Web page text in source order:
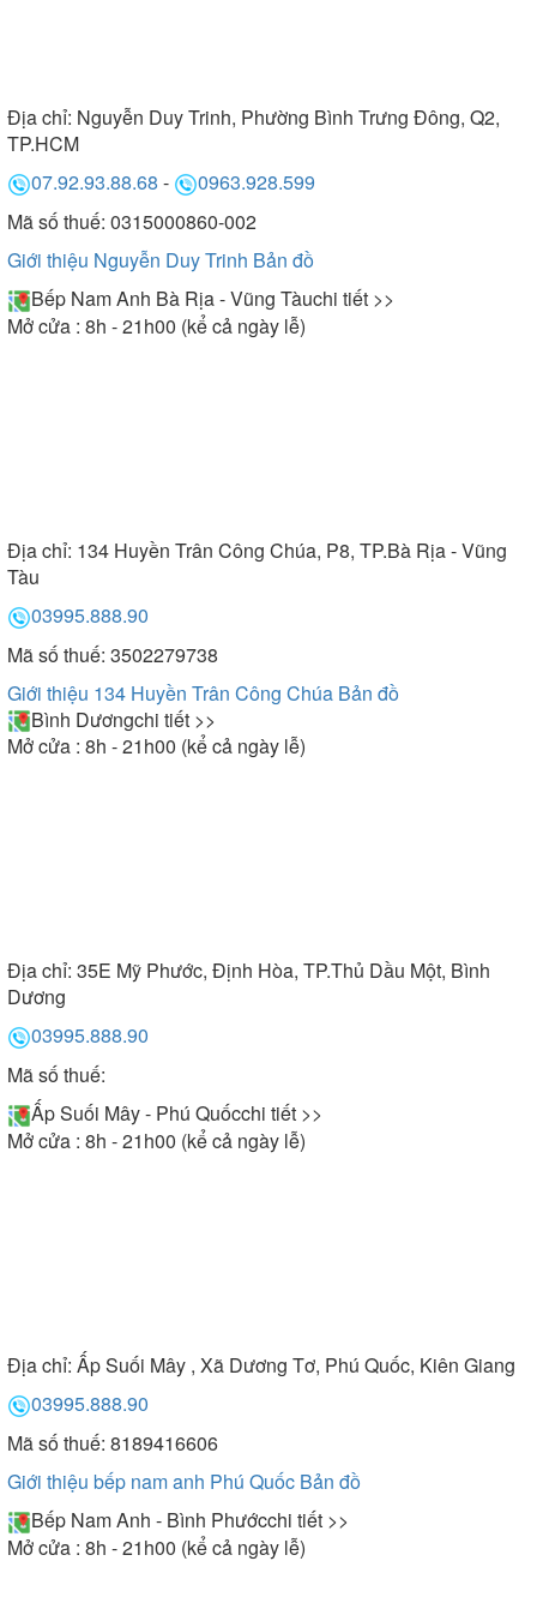
Địa chỉ: Nguyễn Duy Trinh, Phường Bình Trưng Đông, Q2,
TP.HCM
07.92.93.88.68 -
0963.928.599
Mã số thuế: 0315000860-002
Giới thiệu Nguyễn Duy Trinh Bản đồ
Bếp Nam Anh Bà Rịa - Vũng Tàuchi tiết >>
Mở cửa : 8h - 21h00 (kể cả ngày lễ)
Địa chỉ: 134 Huyền Trân Công Chúa, P8, TP.Bà Rịa - Vũng
Tàu
03995.888.90
Mã số thuế: 3502279738
Giới thiệu 134 Huyền Trân Công Chúa Bản đồ
Bình Dươngchi tiết >>
Mở cửa : 8h - 21h00 (kể cả ngày lễ)
Địa chỉ: 35E Mỹ Phước, Định Hòa, TP.Thủ Dầu Một, Bình
Dương
03995.888.90
Mã số thuế:
Ấp Suối Mây - Phú Quốcchi tiết >>
Mở cửa : 8h - 21h00 (kể cả ngày lễ)
Địa chỉ: Ấp Suối Mây , Xã Dương Tơ, Phú Quốc, Kiên Giang
03995.888.90
Mã số thuế: 8189416606
Giới thiệu bếp nam anh Phú Quốc Bản đồ
Bếp Nam Anh - Bình Phướcchi tiết >>
Mở cửa : 8h - 21h00 (kể cả ngày lễ)